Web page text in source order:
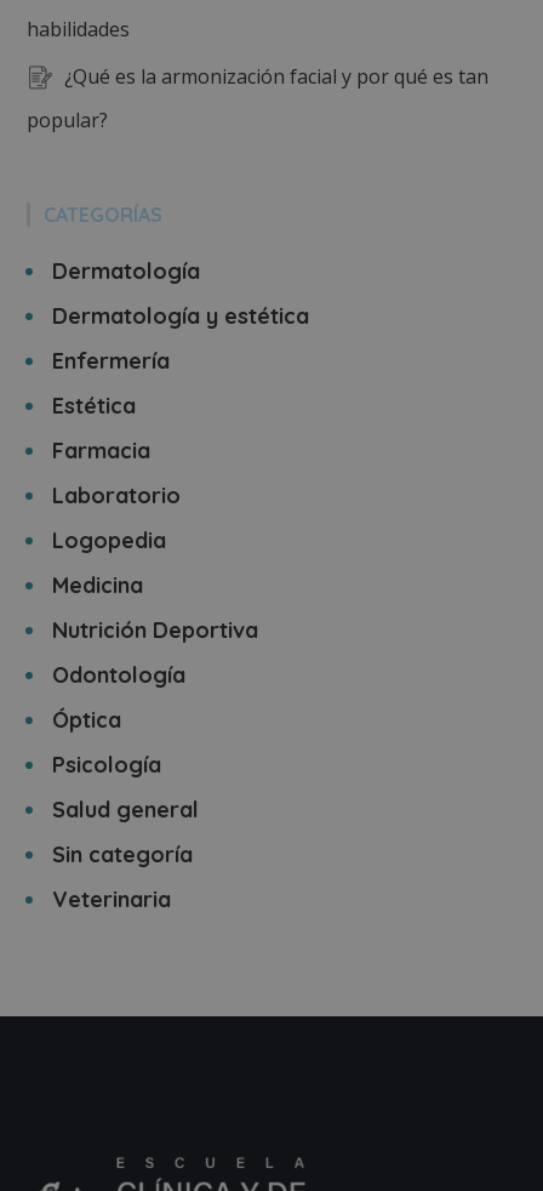
habilidades
¿Qué es la armonización facial y por qué es tan
popular?
CATEGORÍAS
Dermatología
Dermatología y estética
Enfermería
Estética
Farmacia
Laboratorio
Logopedia
Medicina
Nutrición Deportiva
Odontología
Óptica
Psicología
Salud general
Sin categoría
Veterinaria